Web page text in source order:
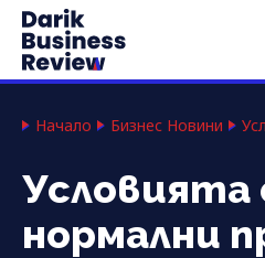
Начало Бизнес Новини
Условията
нормални